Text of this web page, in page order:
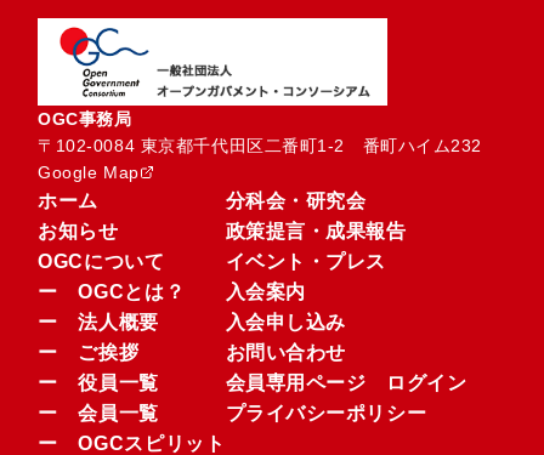
OGC事務局
〒102-0084 東京都千代田区二番町1-2　番町ハイム232
Google Map
ホーム
お知らせ
OGCについて
ー OGCとは？
ー 法人概要
ー ご挨拶
ー 役員一覧
ー 会員一覧
ー OGCスピリット
分科会・研究会
政策提言・成果報告
イベント・プレス
入会案内
入会申し込み
お問い合わせ
会員専用ページ ログイン
プライバシーポリシー